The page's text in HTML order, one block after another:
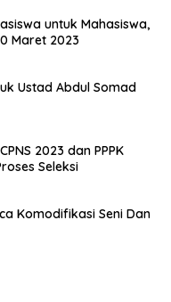
untuk Mahasiswa,
Maret 2023
Ustad Abdul Somad
2023 dan PPPK
Seleksi
Komodifikasi Seni Dan